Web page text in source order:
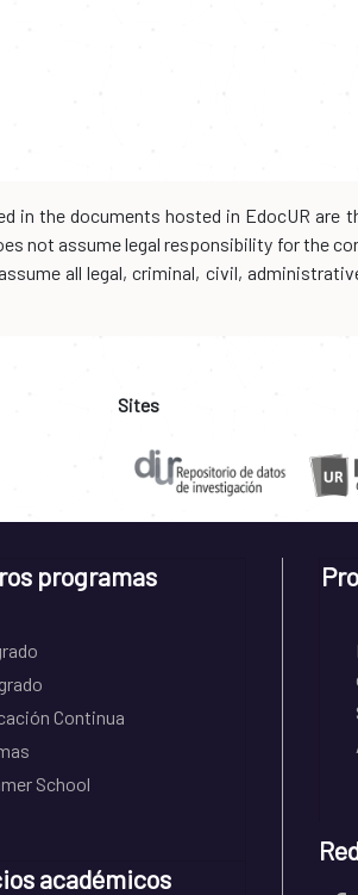
in the documents hosted in EdocUR
not assume legal responsibility for the
all legal, criminal, civil,
Sites
programas
Continua
School
académicos